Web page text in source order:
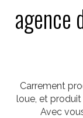
agence
Carrement
loue, et
Avec